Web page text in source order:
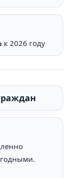
к 2026 году